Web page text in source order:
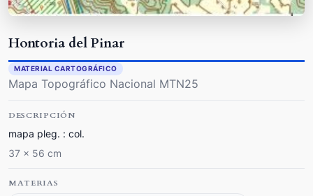
Hontoria del Pinar
MATERIAL CARTOGRÁFICO
Mapa Topográfico Nacional MTN25
DESCRIPCIÓN
mapa pleg. : col.
37 x 56 cm
MATERIAS